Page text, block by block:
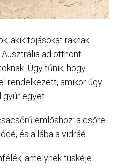
akik tojásokat raknak
ad otthont
Úgy tűnik, hogy
rendelkezett, amikor úgy
gyúr egyet.
emlőshöz: a csőre
és a lába a vidráé.
amelynek tüskéje